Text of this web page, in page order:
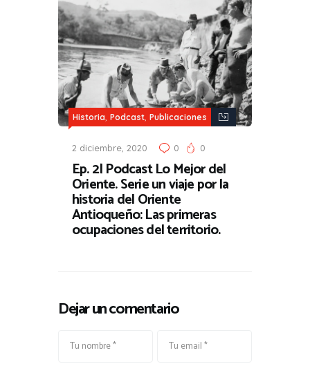
Historia, Podcast, Publicaciones
2 diciembre, 2020 0 0
Ep. 2| Podcast Lo Mejor del
Oriente. Serie un viaje por la
historia del Oriente
Antioqueño: Las primeras
ocupaciones del territorio.
Dejar un comentario